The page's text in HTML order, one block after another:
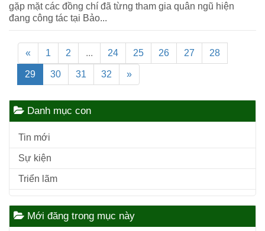
gặp mặt các đồng chí đã từng tham gia quân ngũ hiện
đang công tác tại Bảo...
« 1 2 ... 24 25 26 27 28
29 30 31 32 »
Danh mục con
Tin mới
Sự kiện
Triển lãm
Mới đăng trong mục này